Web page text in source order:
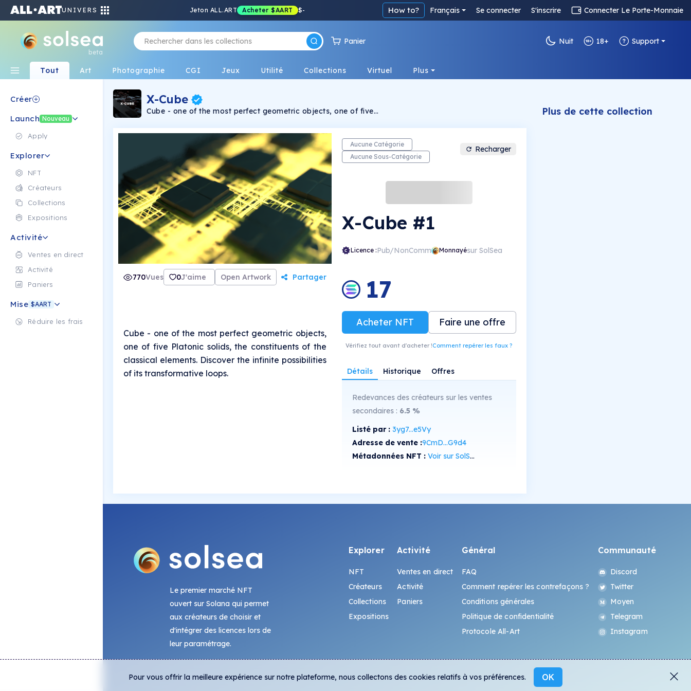
UNIVERS Jeton ALL.ART Acheter $AART $- How to? Français Se connecter S'inscrire Connecter Le Porte-Monnaie
beta
Panier Nuit 18+ Support
Tout Art Photographie CGI Jeux Utilité Collections Virtuel Plus
Créer
Launch Nouveau
Apply
Explorer
NFT
Créateurs
Collections
Expositions
Activité
Ventes en direct
Activité
Paniers
Mise $AART
Réduire les frais
X-Cube
Cube - one of the most perfect geometric objects, one of five
the infinite possibilities of its transformative loops.
770Vues 0J'aime Open Artwork Partager
Cube - one of the most perfect geometric objects,
one of five Platonic solids, the constituents of the
classical elements. Discover the infinite possibilities
of its transformative loops.
Aucune Catégorie
Aucune Sous-Catégorie
Recharger
X-Cube #1
Licence :Pub/NonComm Monnayésur SolSea
17
Acheter NFT Faire une offre
Vérifiez tout avant d'acheter !Comment repérer les faux ?
Détails Historique Offres
Redevances des créateurs sur les ventes
secondaires : 6.5%
Listé par : 3yg7...e5Vy
Adresse de vente :9CmD...G9d4
Métadonnées NFT : Voir sur SolScan
Plus de cette collection
Le premier marché NFT
ouvert sur Solana qui permet
aux créateurs de choisir et
d'intégrer des licences lors de
leur paramétrage.
Explorer
NFT
Créateurs
Collections
Expositions
Activité
Ventes en direct
Activité
Paniers
Général
FAQ
Comment repérer les contrefaçons ?
Conditions générales
Politique de confidentialité
Protocole All-Art
Communauté
Discord
Twitter
Moyen
Telegram
Instagram
Pour vous offrir la meilleure expérience sur notre plateforme, nous collectons des cookies relatifs à vos préférences. OK